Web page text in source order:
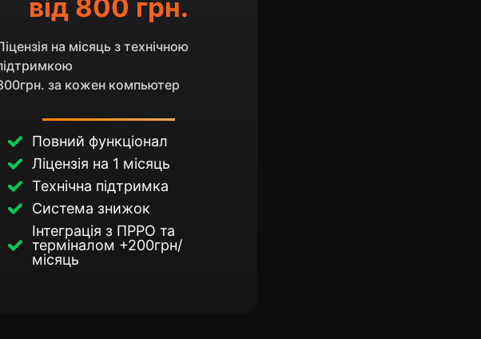
від 800 грн.
на місяць з технічною
за кожен компьютер
Повний функціонал
Ліцензія на 1 місяць
Технічна підтримка
Система знижок
Інтеграція з ПРРО та
терміналом +200грн/
місяць